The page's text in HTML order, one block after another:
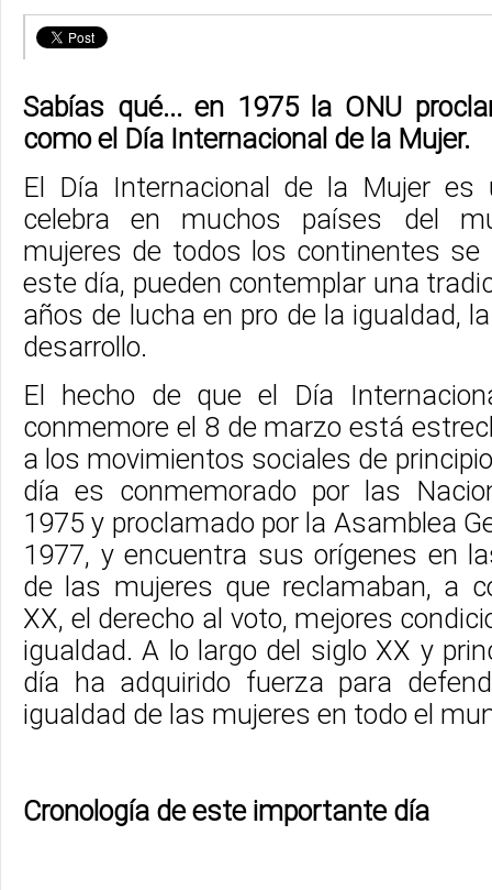
Sabías qué... en 1975 la ONU
como el Día Internacional de la Mujer.
El Día Internacional de la Mujer
celebra en muchos países del
mujeres de todos los continentes se
este día, pueden contemplar una
años de lucha en pro de la igualdad,
desarrollo.
El hecho de que el Día
conmemore el 8 de marzo está
a los movimientos sociales de
día es conmemorado por las
1975 y proclamado por la Asamblea
1977, y encuentra sus orígenes en
de las mujeres que reclamaban, a
XX, el derecho al voto, mejores
igualdad. A lo largo del siglo XX y
día ha adquirido fuerza para
igualdad de las mujeres en todo el
Cronología de este importante día